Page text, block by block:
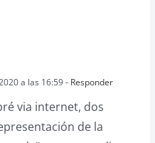
a las 16:59- Responder
via internet, dos
de la